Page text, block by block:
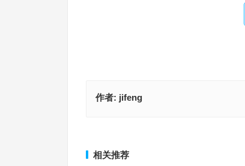
作者: jifeng
相关推荐